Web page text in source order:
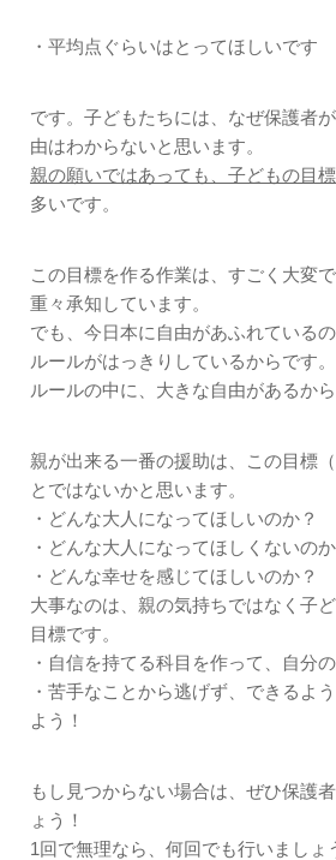
・平均点ぐらいはとってほしいです
です。子どもたちには、なぜ保護者
由はわからないと思います。
親の願いではあっても、子どもの目
多いです。
この目標を作る作業は、すごく大変
重々承知しています。
でも、今日本に自由があふれている
ルールがはっきりしているからです。
ルールの中に、大きな自由があるから
親が出来る一番の援助は、この目標
とではないかと思います。
・どんな大人になってほしいのか？
・どんな大人になってほしくないのか
・どんな幸せを感じてほしいのか？
大事なのは、親の気持ちではなく子
目標です。
・自信を持てる科目を作って、自分
・苦手なことから逃げず、できるよ
よう！
もし見つからない場合は、ぜひ保護
ょう！
1回で無理なら、何回でも行いましょ